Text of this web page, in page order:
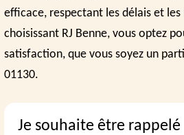
efficace, respectant les délais et
choisissant RJ Benne, vous optez
satisfaction, que vous soyez un
01130.
Je souhaite être rappelé